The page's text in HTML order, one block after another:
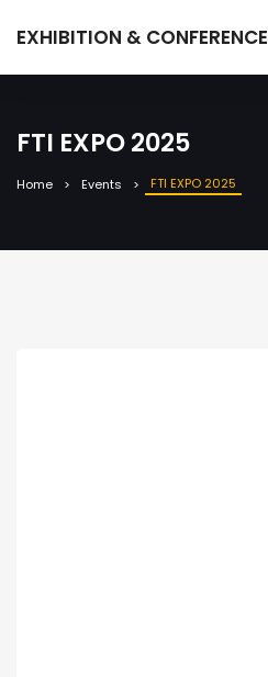
EXHIBITION & CONFERENCE
FTI EXPO 2025
Home Events FTI EXPO 2025